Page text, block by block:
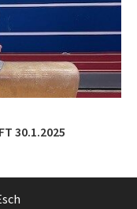
30.1.2025